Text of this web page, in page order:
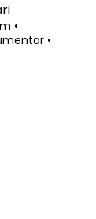
•
•